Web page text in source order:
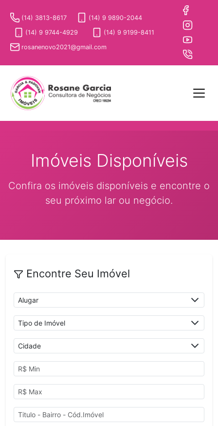
(14) 3813-8617 (14) 9 9890-2044
(14) 9 9744-4929 (14) 9 9199-8411
rosanenovo2021@gmail.com
Imóveis Disponíveis
Confira os imóveis disponíveis e encontre o
seu próximo lar ou negócio.
Encontre Seu Imóvel